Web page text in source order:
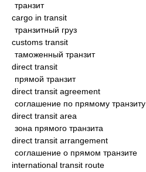
транзит
cargo in transit
транзитный груз
customs transit
таможенный транзит
direct transit
прямой транзит
direct transit agreement
соглашение по прямому транзиту
direct transit area
зона прямого транзита
direct transit arrangement
соглашение о прямом транзите
international transit route